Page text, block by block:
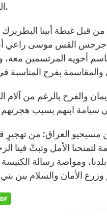
السّريانيّة العذبة.
من قبل غبطة أبينا
جرجس القس موسى راعي
أخويه المرتسمين معه،
بالرغم من آلام
مسيحيو العراق: من
الأمل وتبثّ فينا
ومواصة رسالة